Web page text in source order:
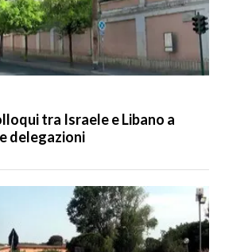
tra Israele e Libano a
delegazioni